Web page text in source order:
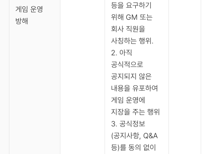
게임 운영
방해
등을 요구하기
위해 GM 또는
회사 직원을
사칭하는 행위.
2. 아직
공식적으로
공지되지 않은
내용을 유포하여
게임 운영에
지장을 주는 행위
3. 공식정보
(공지사항, Q&A
등)를 동의 없이